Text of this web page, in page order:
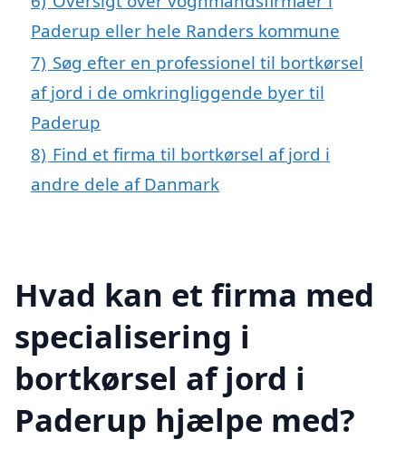
Paderup eller hele Randers kommune
7) Søg efter en professionel til bortkørsel
af jord i de omkringliggende byer til
Paderup
8) Find et firma til bortkørsel af jord i
andre dele af Danmark
Hvad kan et firma med
specialisering i
bortkørsel af jord i
Paderup hjælpe med?